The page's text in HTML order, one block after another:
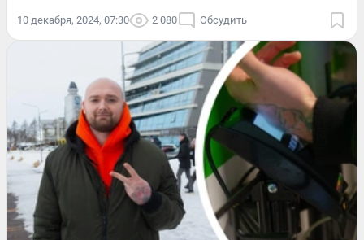
10 декабря, 2024, 07:30 2 080 Обсудить